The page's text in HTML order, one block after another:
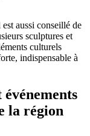
aussi conseillé de
sculptures et
culturels
indispensable à
la région